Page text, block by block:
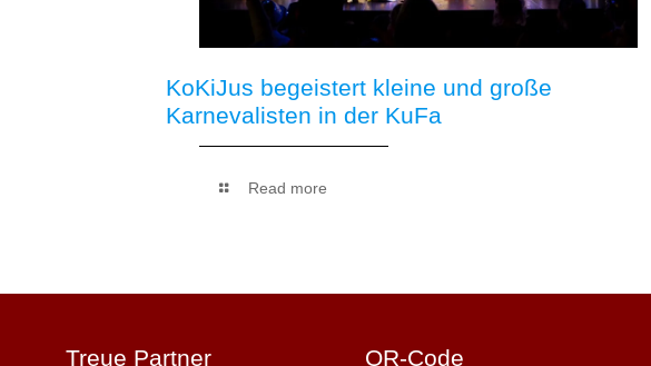
KoKiJus begeistert kleine und große
Karnevalisten in der KuFa
Read more
Treue Partner QR-Code